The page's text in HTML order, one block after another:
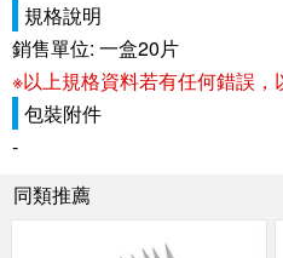
規格說明
銷售單位: 一盒20片
※以上規格資料若有任何錯誤，
包裝附件
-
同類推薦